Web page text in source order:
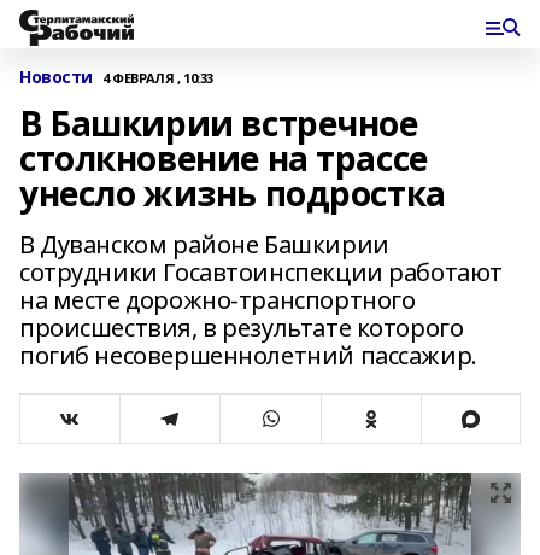
Новости 4 ФЕВРАЛЯ , 10:33
В Башкирии встречное
столкновение на трассе
унесло жизнь подростка
В Дуванском районе Башкирии
сотрудники Госавтоинспекции работают
на месте дорожно-транспортного
происшествия, в результате которого
погиб несовершеннолетний пассажир.